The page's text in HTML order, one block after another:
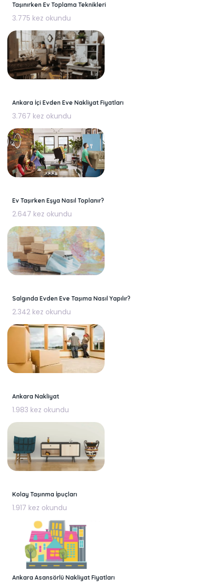
Taşınırken Ev Toplama Teknikleri
3.775 kez okundu
Ankara İçi Evden Eve Nakliyat Fiyatları
3.767 kez okundu
Ev Taşırken Eşya Nasıl Toplanır?
2.647 kez okundu
Salgında Evden Eve Taşıma Nasıl Yapılır?
2.342 kez okundu
Ankara Nakliyat
1.983 kez okundu
Kolay Taşınma İpuçları
1.917 kez okundu
Ankara Asansörlü Nakliyat Fiyatları